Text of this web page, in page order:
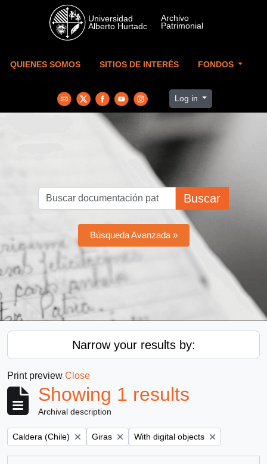
Skip to main content
QUIENES SOMOS SITIOS DE INTERÉS FONDOS
Log in
Buscar
Búsqueda Avanzada »
Narrow your results by:
Print preview Close
Showing 1 results
Archival description
Remove filter:
Caldera (Chile) Remove filter:
Giras Remove filter:
With digital objects